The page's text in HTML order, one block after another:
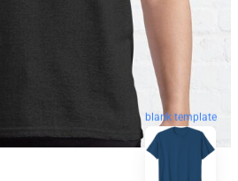
blank template